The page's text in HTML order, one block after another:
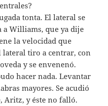
tonta. El lateral se
a Williams, que ya dije
la velocidad que
lateral tiro a centrar, con
y se envenenó.
hacer nada. Levantar
mayores. Se acudió
Aritz, y éste no falló.